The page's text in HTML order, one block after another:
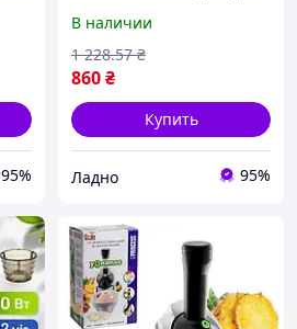
95%
мороженица
В наличии
860₴
1 228.57 ₴
Купить
Ладно 95%